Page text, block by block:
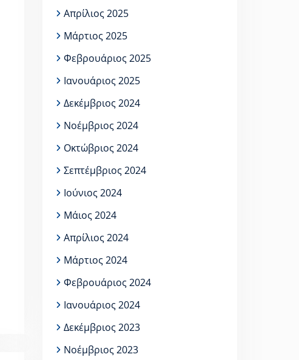
Απρίλιος 2025
Μάρτιος 2025
Φεβρουάριος 2025
Ιανουάριος 2025
Δεκέμβριος 2024
Νοέμβριος 2024
Οκτώβριος 2024
Σεπτέμβριος 2024
Ιούνιος 2024
Μάιος 2024
Απρίλιος 2024
Μάρτιος 2024
Φεβρουάριος 2024
Ιανουάριος 2024
Δεκέμβριος 2023
Νοέμβριος 2023